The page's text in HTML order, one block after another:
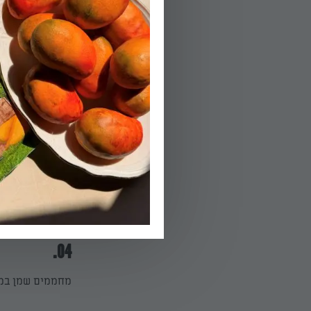
01.
מחממים את
02.
מניחים בצד למשך כ-
הפעלת טיימר
03.
טורפים את
04.
מחממים שמן